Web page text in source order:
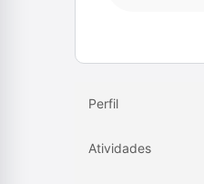
Perfil
Atividades